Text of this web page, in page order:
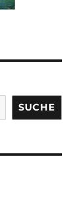
SUCHE